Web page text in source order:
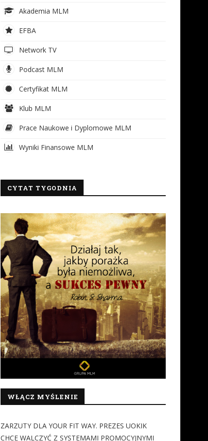
Akademia MLM
EFBA
Network TV
Podcast MLM
Certyfikat MLM
Klub MLM
Prace Naukowe i Dyplomowe MLM
Wyniki Finansowe MLM
CYTAT TYGODNIA
WŁĄCZ MYŚLENIE
ZARZUTY DLA YOUR FIT WAY. PREZES UOKIK
CHCE WALCZYĆ Z SYSTEMAMI PROMOCYJNYMI